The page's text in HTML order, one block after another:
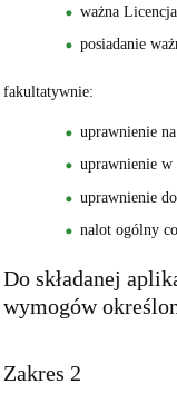
ważna
posiadanie
fakultatywnie:
uprawnienie
uprawnienie
uprawnienie
nalot ogólny
Do składanej
wymogów
Zakres 2